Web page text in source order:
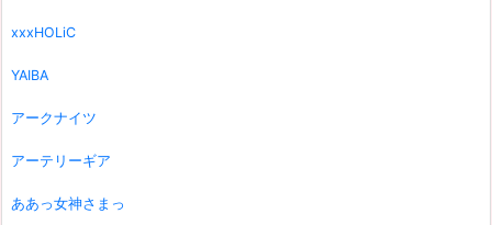
xxxHOLiC
YAIBA
アークナイツ
アーテリーギア
ああっ女神さまっ